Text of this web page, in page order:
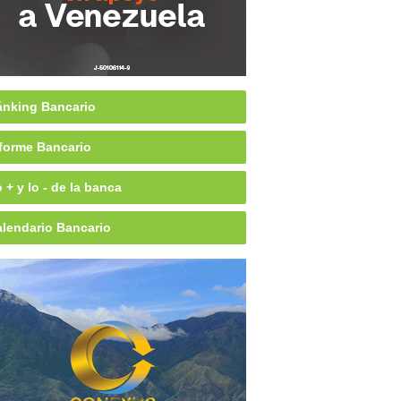
Bancario
Bancario
+ y lo - de la banca
Bancario